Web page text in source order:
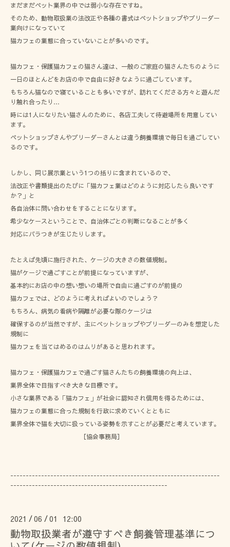
まだまだペット業界の中では弱小な存在ですね。
そのため、動物取扱業の法改正や各種の書式はペットショップやブリーダー
業向けになっていて
猫カフェの業態に合っていないことが多いのです。
猫カフェ・保護猫カフェの猫さん達は、一般のご家庭の猫さんたちのように
一日のほとんどをお店の中で自由に好きなように過ごしています。
もちろん猫なので寝ていることも多いですが、訪れてくださる方々と遊んだ
り触れ合ったり…
時には1人になりたい猫さんのために、各店工夫して待避場所を用意してい
ます。
ペットショップさんやブリーダーさんとは違う飼養環境で毎日を過ごしてい
るのです。
しかし、同じ展示業という1つの括りに含まれているので、
法改正や書類提出のたびに「猫カフェ業はどのように対応したら良いです
か？」と
各自治体に問い合わせをすることになります。
希少なケースということで、自治体ごとの判断になることが多く
対応にバラつきが生じたりします。
たとえば先頃に施行された、ケージの大きさの数値規制。
猫がケージで過ごすことが前提になっていますが、
基本的にお店の中の想い想いの場所で自由に過ごすのが前提の
猫カフェでは、どのように考えればよいのでしょう？
もちろん、病気の看病や隔離が必要な際のケージは
確保するのが当然ですが、主にペットショップやブリーダーのみを想定した
規制に
猫カフェを当てはめるのはムリがあると思われます。
猫カフェ・保護猫カフェで過ごす猫さんたちの飼養環境の向上は、
業界全体で目指すべき大きな目標です。
小さな業界である「猫カフェ」が社会に認知され信用を得るためには、
猫カフェの業態に合った規制を行政に求めていくとともに
業界全体で猫を大切に扱っている姿勢を示すことが必要だと考えています。
［協会事務局］
--------------------------------------------------------------------
---------------------------------------------------
2021 /06 /01 12:00
動物取扱業者が遵守すべき飼養管理基準につ